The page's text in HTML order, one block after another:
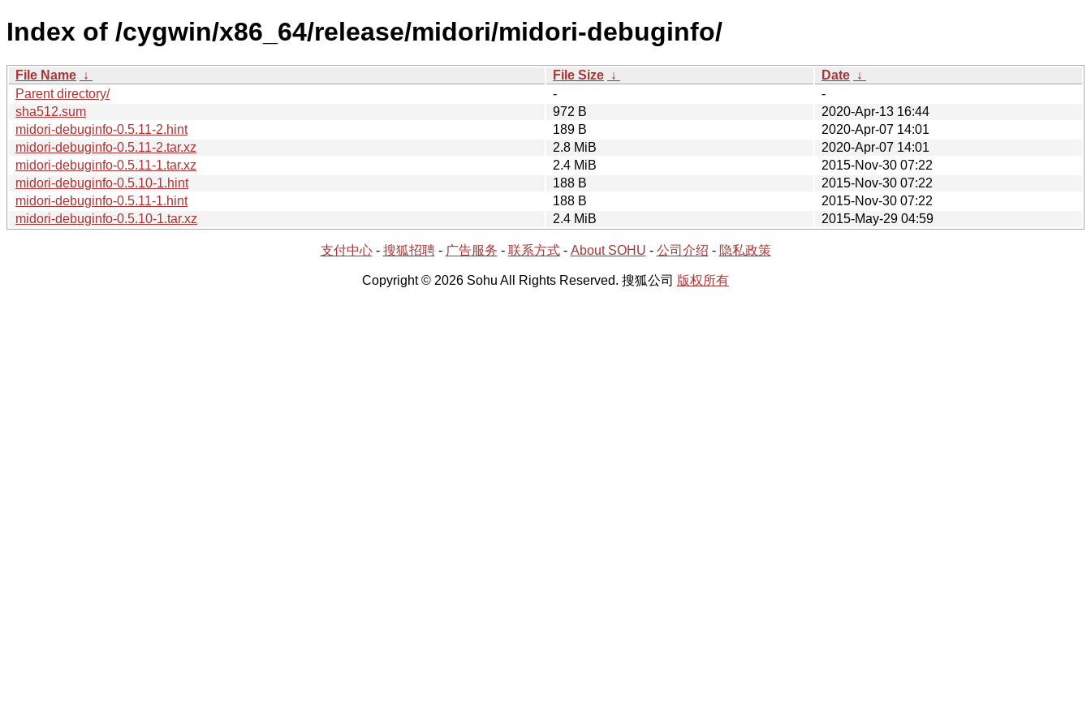
Index of /cygwin/x86_64/release/midori/midori-debuginfo/
File Name ↓ File Size ↓ Date ↓
Parent directory/
-
-
sha512.sum
972 B
2020-Apr-13 16:44
midori-debuginfo-0.5.11-2.hint
189 B
2020-Apr-07 14:01
midori-debuginfo-0.5.11-2.tar.xz
2.8 MiB
2020-Apr-07 14:01
midori-debuginfo-0.5.11-1.tar.xz
2.4 MiB
2015-Nov-30 07:22
midori-debuginfo-0.5.10-1.hint
188 B
2015-Nov-30 07:22
midori-debuginfo-0.5.11-1.hint
188 B
2015-Nov-30 07:22
midori-debuginfo-0.5.10-1.tar.xz
2.4 MiB 2015-May-29 04:59
支付中心- 搜狐招聘- 广告服务 - 联系方式- About SOHU - 公司介绍 - 隐私政策
Copyright © 2026 Sohu All Rights Reserved. 搜狐公司 版权所有